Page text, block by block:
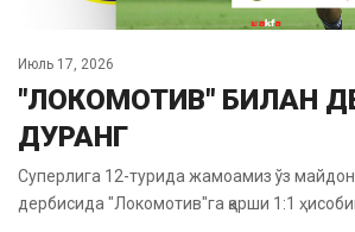
Июль 17, 2026
"ЛОКОМОТИВ" БИЛАН
ДУРАНГ
Суперлига 12-турида жамоамиз ўз
дербисида "Локомотив"га қарши 1:1